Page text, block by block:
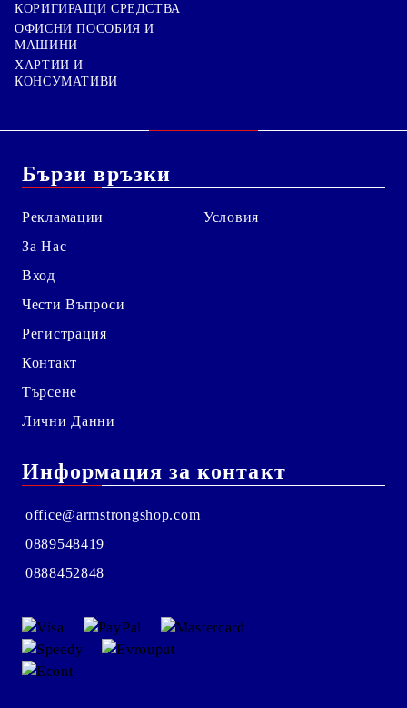
КОРИГИРАЩИ СРЕДСТВА
ОФИСНИ ПОСОБИЯ И
МАШИНИ
ХАРТИИ И
КОНСУМАТИВИ
Бързи връзки
Рекламации
За Нас
Вход
Чести Въпроси
Регистрация
Контакт
Търсене
Лични Данни
Условия
Информация за контакт
office@armstrongshop.com
0889548419
0888452848